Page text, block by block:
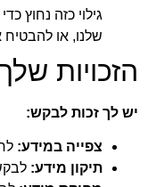
גילוי כזה נחוץ
שלנו, או
הזכויות
יש לך זכות לבקש:
צפייה במידע:
תיקון מידע: